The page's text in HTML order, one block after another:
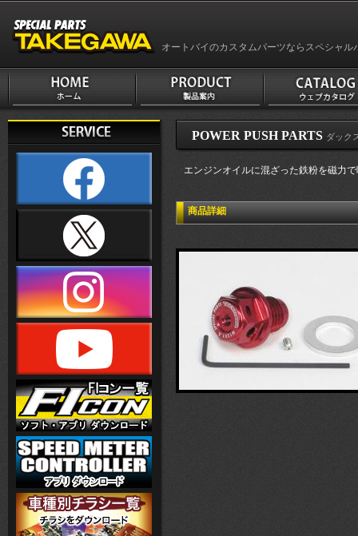
オートバイのカスタムパーツならスペシャル
POWER PUSH PARTS ダック
エンジンオイルに混ざった鉄粉を磁力
商品詳細